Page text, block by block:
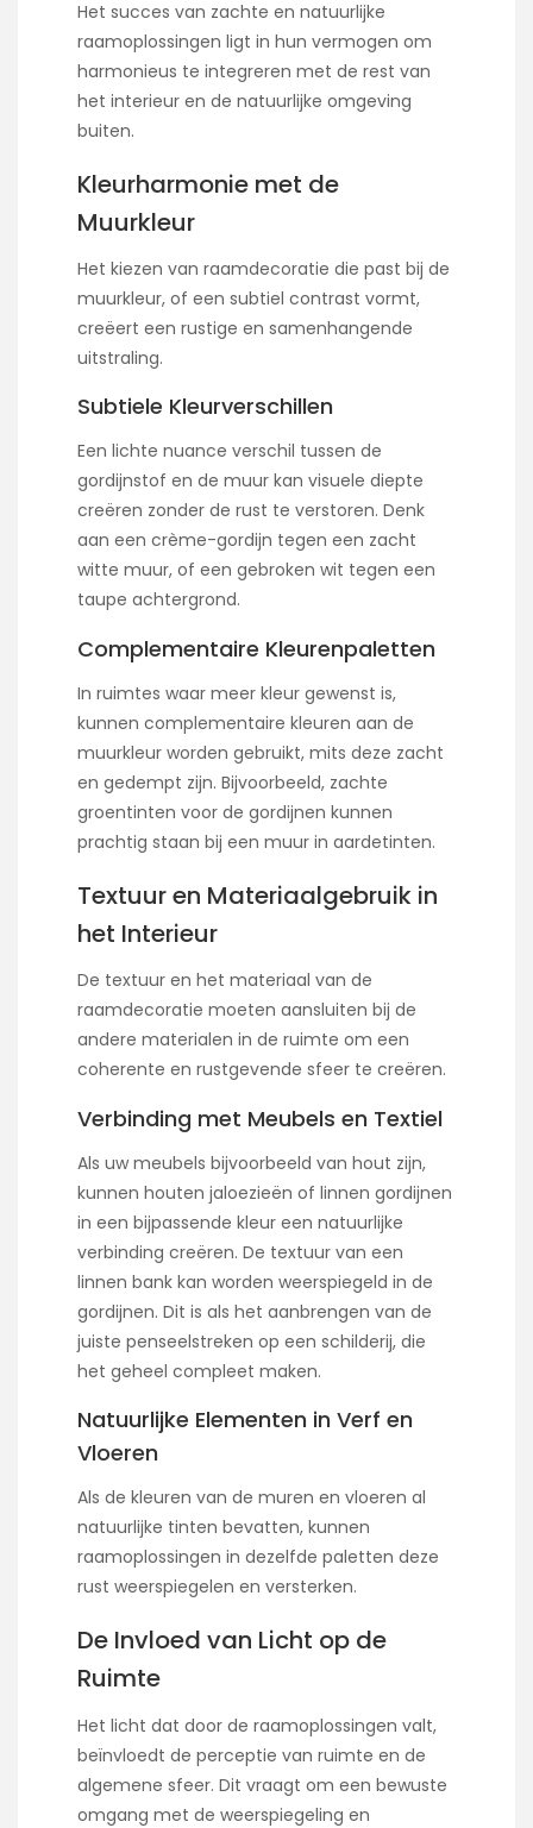
Het succes van zachte en natuurlijke
raamoplossingen ligt in hun vermogen om
harmonieus te integreren met de rest van
het interieur en de natuurlijke omgeving
buiten.
Kleurharmonie met de
Muurkleur
Het kiezen van raamdecoratie die past bij de
muurkleur, of een subtiel contrast vormt,
creëert een rustige en samenhangende
uitstraling.
Subtiele Kleurverschillen
Een lichte nuance verschil tussen de
gordijnstof en de muur kan visuele diepte
creëren zonder de rust te verstoren. Denk
aan een crème-gordijn tegen een zacht
witte muur, of een gebroken wit tegen een
taupe achtergrond.
Complementaire Kleurenpaletten
In ruimtes waar meer kleur gewenst is,
kunnen complementaire kleuren aan de
muurkleur worden gebruikt, mits deze zacht
en gedempt zijn. Bijvoorbeeld, zachte
groentinten voor de gordijnen kunnen
prachtig staan bij een muur in aardetinten.
Textuur en Materiaalgebruik in
het Interieur
De textuur en het materiaal van de
raamdecoratie moeten aansluiten bij de
andere materialen in de ruimte om een
coherente en rustgevende sfeer te creëren.
Verbinding met Meubels en Textiel
Als uw meubels bijvoorbeeld van hout zijn,
kunnen houten jaloezieën of linnen gordijnen
in een bijpassende kleur een natuurlijke
verbinding creëren. De textuur van een
linnen bank kan worden weerspiegeld in de
gordijnen. Dit is als het aanbrengen van de
juiste penseelstreken op een schilderij, die
het geheel compleet maken.
Natuurlijke Elementen in Verf en
Vloeren
Als de kleuren van de muren en vloeren al
natuurlijke tinten bevatten, kunnen
raamoplossingen in dezelfde paletten deze
rust weerspiegelen en versterken.
De Invloed van Licht op de
Ruimte
Het licht dat door de raamoplossingen valt,
beïnvloedt de perceptie van ruimte en de
algemene sfeer. Dit vraagt om een bewuste
omgang met de weerspiegeling en